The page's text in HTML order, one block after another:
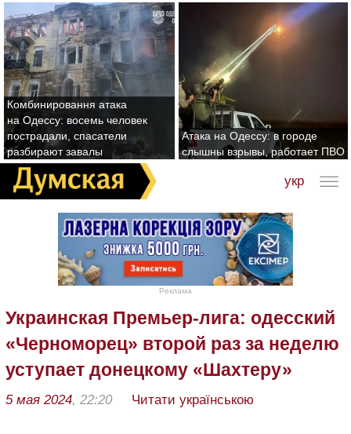
Комбинировання атака
на Одессу: восемь человек
пострадали, спасатели
разбирают завалы
Атака на Одессу: в городе
слышны взрывы, работает ПВО
укр
Реклама
Украинская Премьер-лига: одесский
«Черноморец» второй раз за неделю
уступает донецкому «Шахтеру»
5 мая 2024, 22:20 Читати українською